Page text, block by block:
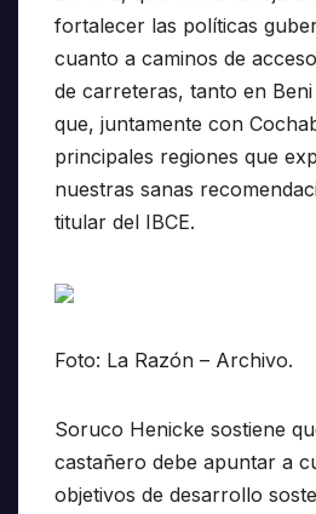
fortalecer las políticas
cuanto a caminos de
de carreteras, tanto en
que, juntamente con
principales regiones que
nuestras sanas
titular del IBCE.
Foto: La Razón – Archivo.
Soruco Henicke sostiene
castañero debe apuntar a
objetivos de desarrollo